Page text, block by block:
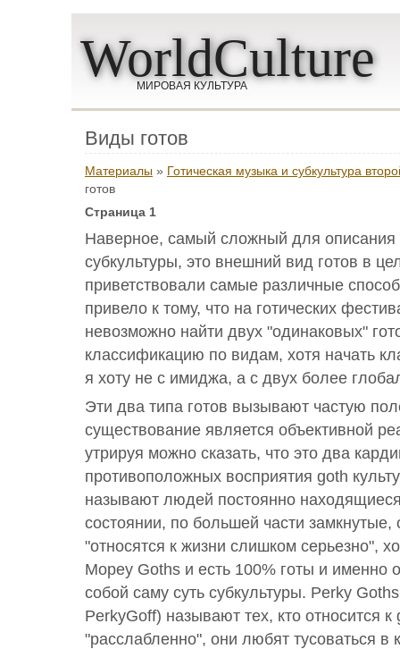
WorldCulture
МИРОВАЯ КУЛЬТУРА
Виды готов
Материалы » Готическая музыка и субкультура
готов
Страница 1
Наверное, самый сложный для описания
субкультуры, это внешний вид готов в
приветствовали самые различные
привело к тому, что на готических
невозможно найти двух "одинаковых"
классификацию по видам, хотя начать
я хоту не с имиджа, а с двух более
Эти два типа готов вызывают частую
существование является объективной
утрируя можно сказать, что это два
противоположных восприятия goth
называют людей постоянно
состоянии, по большей части замкнутые,
"относятся к жизни слишком серьезно",
Mopey Goths и есть 100% готы и именно
собой саму суть субкультуры. Perky
PerkyGoff) называют тех, кто относится к
"расслабленно", они любят тусоваться в